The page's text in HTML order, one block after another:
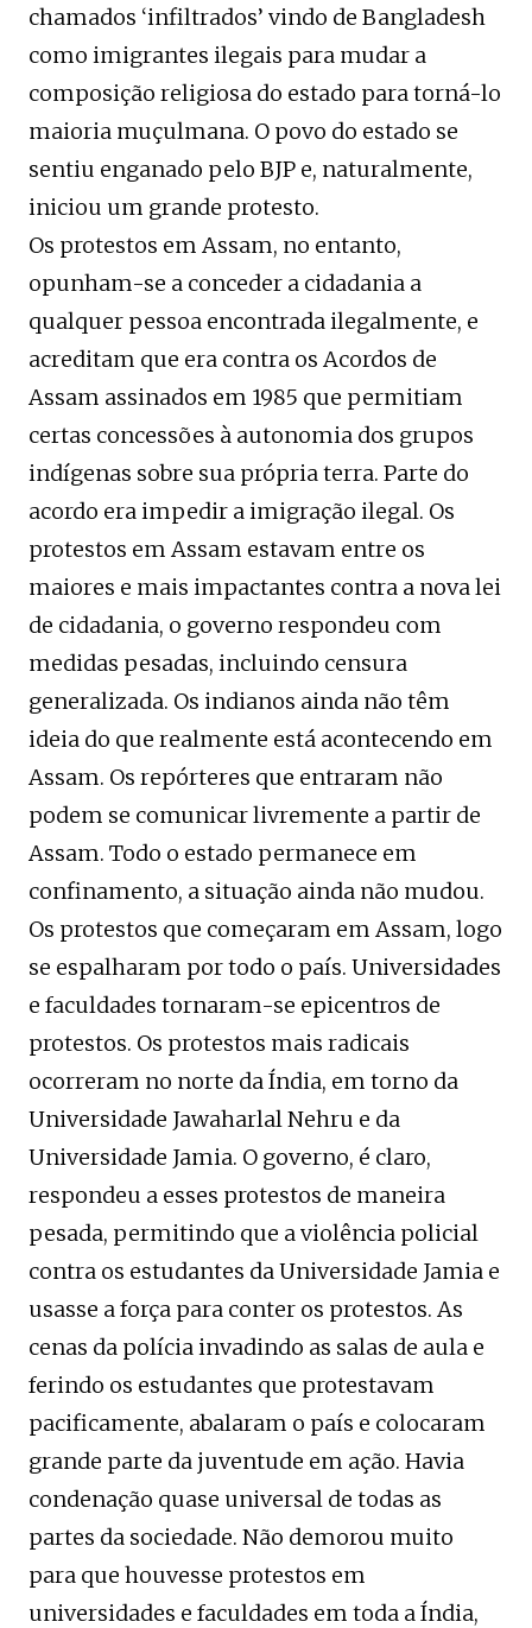
chamados ‘infiltrados’ vindo de Bangladesh
como imigrantes ilegais para mudar a
composição religiosa do estado para torná-lo
maioria muçulmana. O povo do estado se
sentiu enganado pelo BJP e, naturalmente,
iniciou um grande protesto.
Os protestos em Assam, no entanto,
opunham-se a conceder a cidadania a
qualquer pessoa encontrada ilegalmente, e
acreditam que era contra os Acordos de
Assam assinados em 1985 que permitiam
certas concessões à autonomia dos grupos
indígenas sobre sua própria terra. Parte do
acordo era impedir a imigração ilegal. Os
protestos em Assam estavam entre os
maiores e mais impactantes contra a nova lei
de cidadania, o governo respondeu com
medidas pesadas, incluindo censura
generalizada. Os indianos ainda não têm
ideia do que realmente está acontecendo em
Assam. Os repórteres que entraram não
podem se comunicar livremente a partir de
Assam. Todo o estado permanece em
confinamento, a situação ainda não mudou.
Os protestos que começaram em Assam, logo
se espalharam por todo o país. Universidades
e faculdades tornaram-se epicentros de
protestos. Os protestos mais radicais
ocorreram no norte da Índia, em torno da
Universidade Jawaharlal Nehru e da
Universidade Jamia. O governo, é claro,
respondeu a esses protestos de maneira
pesada, permitindo que a violência policial
contra os estudantes da Universidade Jamia e
usasse a força para conter os protestos. As
cenas da polícia invadindo as salas de aula e
ferindo os estudantes que protestavam
pacificamente, abalaram o país e colocaram
grande parte da juventude em ação. Havia
condenação quase universal de todas as
partes da sociedade. Não demorou muito
para que houvesse protestos em
universidades e faculdades em toda a Índia,